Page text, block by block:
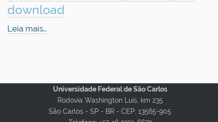
download
Leia mais…
Universidade Federal de São Carlos
Rodovia Washington Luis, km 235
São Carlos - SP - BR - CEP: 13565-905